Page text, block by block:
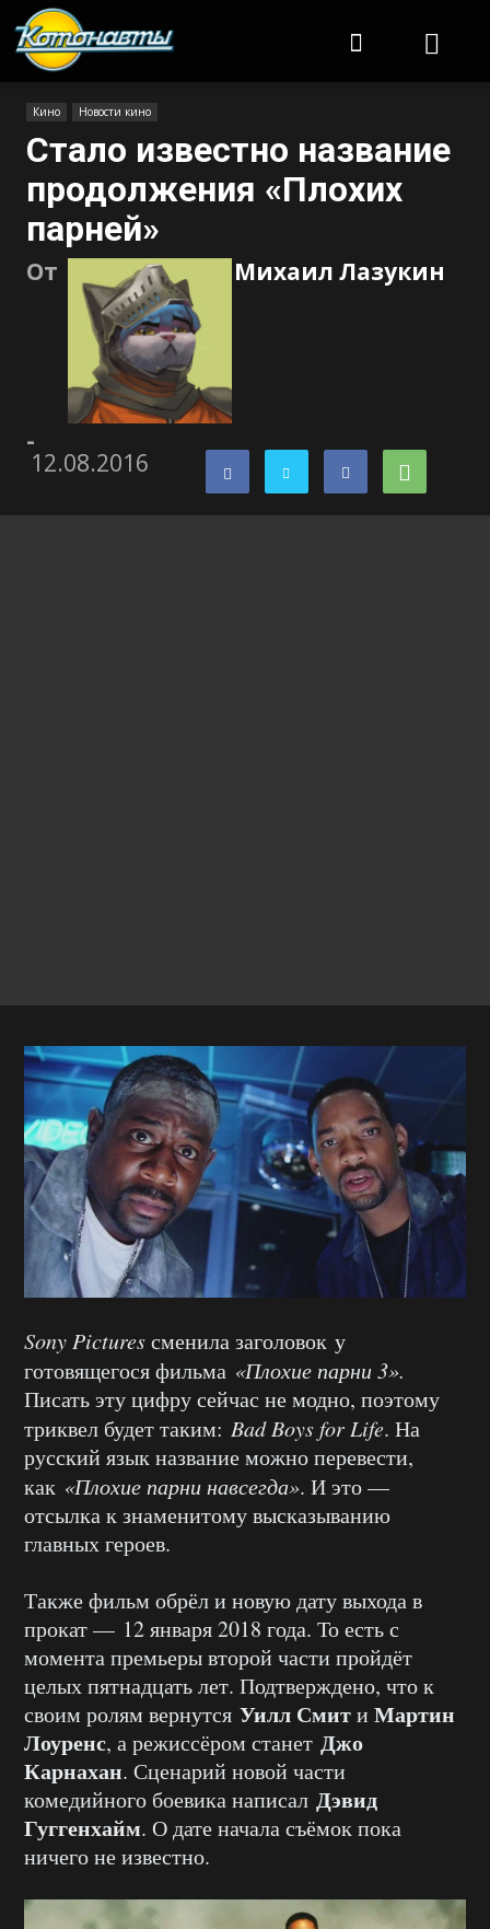
Кино Новости кино
Стало известно название
продолжения «Плохих
парней»
От Михаил Лазукин
-
12.08.2016
Sony Picturesсменила заголовок у
готовящегося фильма «Плохие парни 3».
Писать эту цифру сейчас не модно, поэтому
триквел будет таким: Bad Boys for Life. На
русский язык название можно перевести,
как «Плохие парни навсегда». И это —
отсылка к знаменитому высказыванию
главных героев.
Также фильм обрёл и новую дату выхода в
прокат — 12 января 2018 года. То есть с
момента премьеры второй части пройдёт
целых пятнадцать лет. Подтверждено, что к
своим ролям вернутся Уилл Смити Мартин
Лоуренс, а режиссёром станет Джо
Карнахан. Сценарий новой части
комедийного боевика написал Дэвид
Гуггенхайм. О дате начала съёмок пока
ничего не известно.